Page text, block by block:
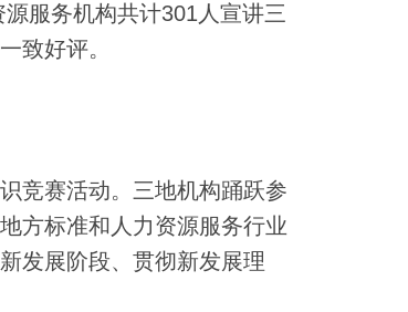
服务机构共计301人宣讲三
致好评。
竞赛活动。三地机构踊跃参
方标准和人力资源服务行业
发展阶段、贯彻新发展理